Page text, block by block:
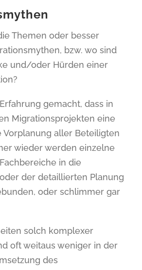
Themen oder besser
bzw. wo sind
und/oder Hürden einer
gemacht, dass in
Migrationsprojekten eine
Vorplanung aller Beteiligten
wieder werden einzelne
in die
der detaillierten Planung
oder schlimmer gar
solch komplexer
oft weitaus weniger in der
des